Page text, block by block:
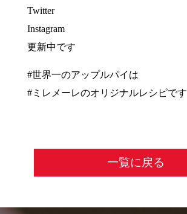
Twitter
Instagram
更新中です
#世界一のアップルパイは
#ミレメーレのオリジナルレシピです
一覧に戻る